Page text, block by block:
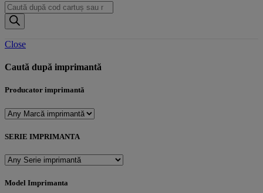
Products
search
Close
Caută după imprimantă
Producator imprimantă
SERIE IMPRIMANTA
Model Imprimanta